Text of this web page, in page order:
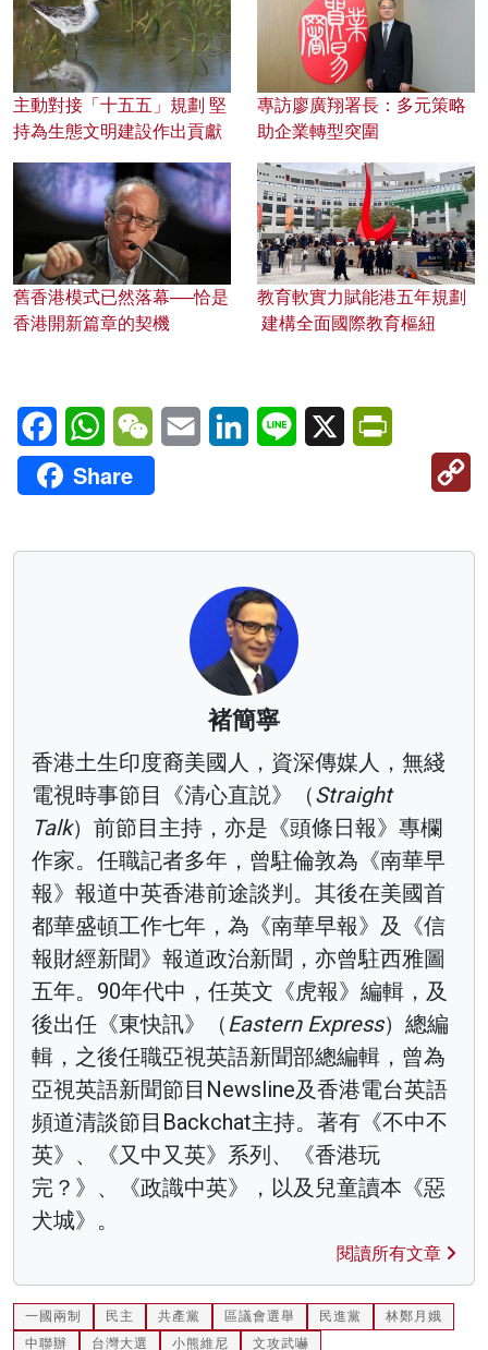
主動對接「十五五」規劃 堅
持為生態文明建設作出貢獻
專訪廖廣翔署長：多元策略
助企業轉型突圍
舊香港模式已然落幕──恰是
香港開新篇章的契機
教育軟實力賦能港五年規劃
建構全面國際教育樞紐
FacebookWhatsAppWeChatEmail LinkedInLine X
Share
褚簡寧
香港土生印度裔美國人，資深傳媒人，無綫
電視時事節目《清心直説》（Straight
Talk）前節目主持，亦是《頭條日報》專欄
作家。任職記者多年，曾駐倫敦為《南華早
報》報道中英香港前途談判。其後在美國首
都華盛頓工作七年，為《南華早報》及《信
報財經新聞》報道政治新聞，亦曾駐西雅圖
五年。90年代中，任英文《虎報》編輯，及
後出任《東快訊》（Eastern Express）總編
輯，之後任職亞視英語新聞部總編輯，曾為
亞視英語新聞節目Newsline及香港電台英語
頻道清談節目Backchat主持。著有《不中不
英》、《又中又英》系列、《香港玩
完？》、《政識中英》，以及兒童讀本《惡
犬城》。
閱讀所有文章
一國兩制 民主 共產黨 區議會選舉 民進黨
林鄭月娥
中聯辦
台灣大選 小熊維尼 文攻武嚇